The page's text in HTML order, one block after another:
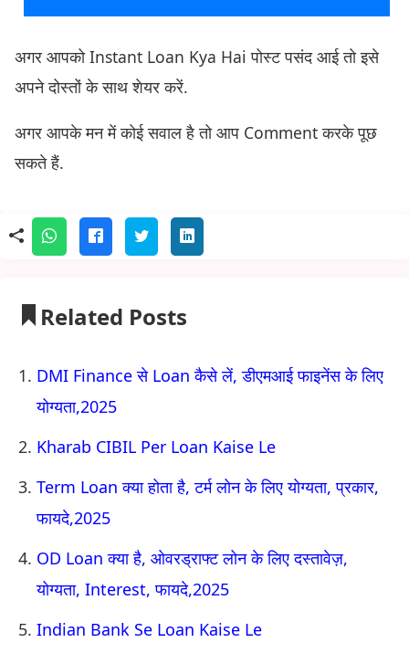
अगर आपको Instant Loan Kya Hai पोस्ट पसंद आई तो इसे
अपने दोस्तों के साथ शेयर करें.
अगर आपके मन में कोई सवाल है तो आप Comment करके पूछ
सकते हैं.
Related Posts
DMI Finance से Loan कैसे लें, डीएमआई फाइनेंस के लिए
योग्यता,2025
Kharab CIBIL Per Loan Kaise Le
Term Loan क्या होता है, टर्म लोन के लिए योग्यता, प्रकार,
फायदे,2025
OD Loan क्या है, ओवरड्राफ्ट लोन के लिए दस्तावेज़,
योग्यता, Interest, फायदे,2025
Indian Bank Se Loan Kaise Le